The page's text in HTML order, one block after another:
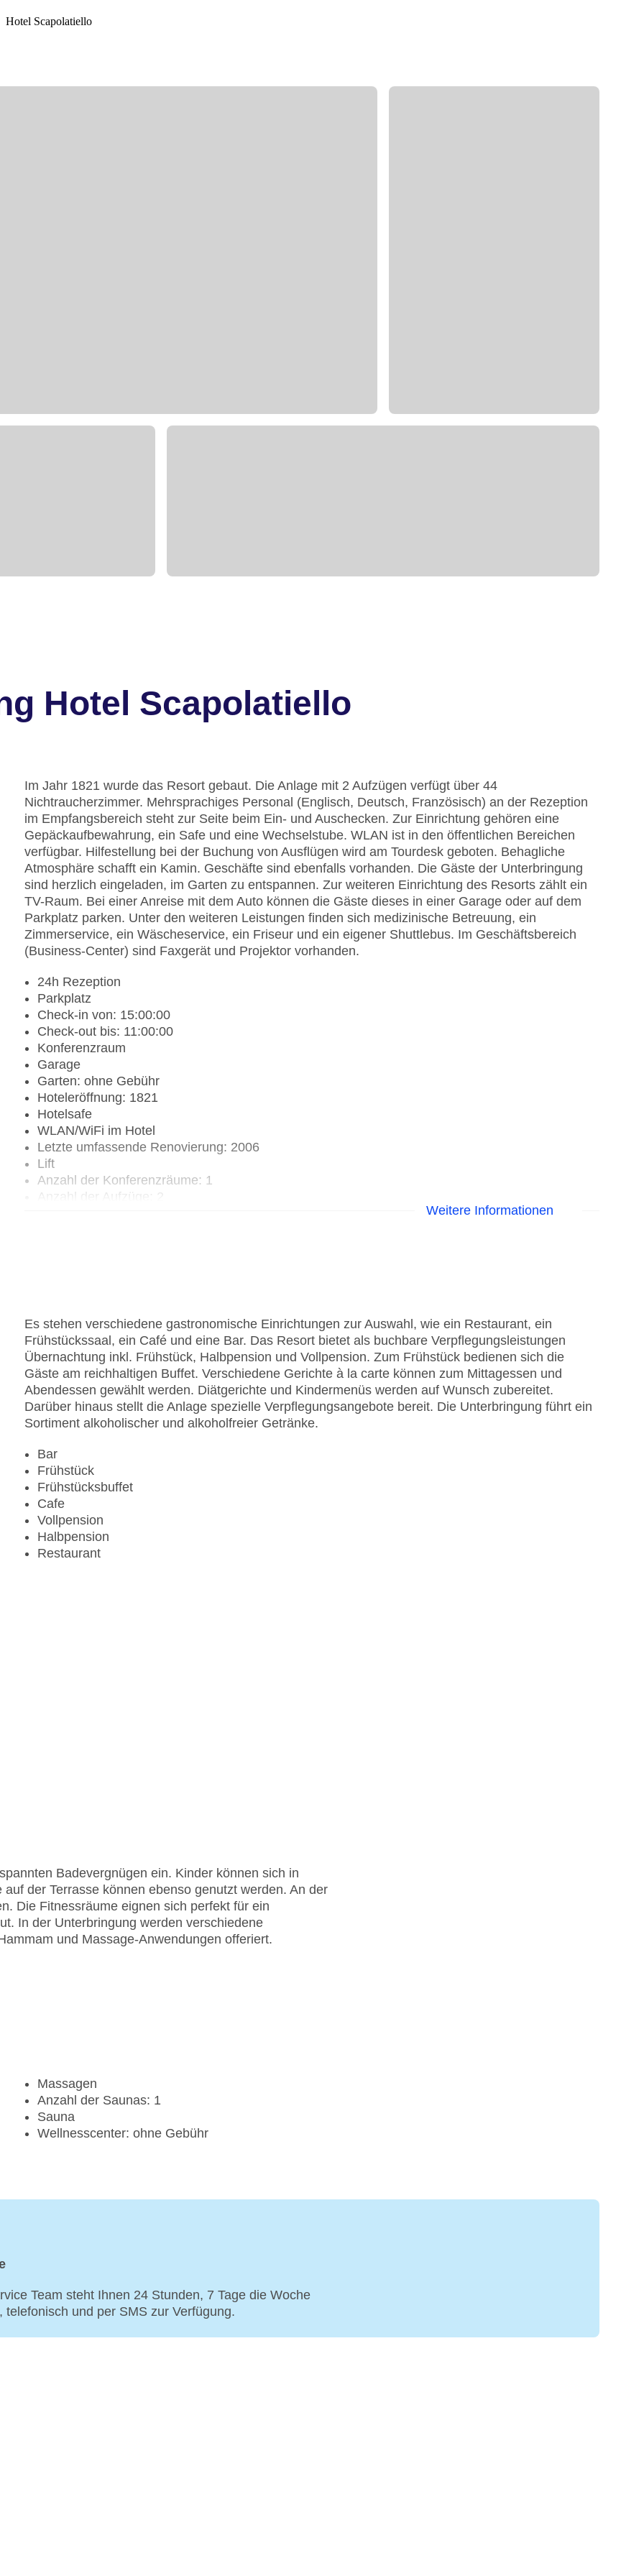
Hotel Scapolatiello
Im Jahr 1821 wurde das Resort gebaut. Die Anlage mit 2 Aufzügen verfügt über 44
Nichtraucherzimmer. Mehrsprachiges Personal (Englisch, Deutsch, Französisch) an der Rezeption
im Empfangsbereich steht zur Seite beim Ein- und Auschecken. Zur Einrichtung gehören eine
Gepäckaufbewahrung, ein Safe und eine Wechselstube. WLAN ist in den öffentlichen Bereichen
verfügbar. Hilfestellung bei der Buchung von Ausflügen wird am Tourdesk geboten. Behagliche
Atmosphäre schafft ein Kamin. Geschäfte sind ebenfalls vorhanden. Die Gäste der Unterbringung
sind herzlich eingeladen, im Garten zu entspannen. Zur weiteren Einrichtung des Resorts zählt ein
TV-Raum. Bei einer Anreise mit dem Auto können die Gäste dieses in einer Garage oder auf dem
Parkplatz parken. Unter den weiteren Leistungen finden sich medizinische Betreuung, ein
Zimmerservice, ein Wäscheservice, ein Friseur und ein eigener Shuttlebus. Im Geschäftsbereich
(Business-Center) sind Faxgerät und Projektor vorhanden.
24h Rezeption
Parkplatz
Check-in von: 15:00:00
Check-out bis: 11:00:00
Konferenzraum
Garage
Garten: ohne Gebühr
Hoteleröffnung: 1821
Hotelsafe
WLAN/WiFi im Hotel
Letzte umfassende Renovierung: 2006
Lift
Anzahl der Konferenzräume: 1
Anzahl der Aufzüge: 2
Weitere Informationen
Es stehen verschiedene gastronomische Einrichtungen zur Auswahl, wie ein Restaurant, ein
Frühstückssaal, ein Café und eine Bar. Das Resort bietet als buchbare Verpflegungsleistungen
Übernachtung inkl. Frühstück, Halbpension und Vollpension. Zum Frühstück bedienen sich die
Gäste am reichhaltigen Buffet. Verschiedene Gerichte à la carte können zum Mittagessen und
Abendessen gewählt werden. Diätgerichte und Kindermenüs werden auf Wunsch zubereitet.
Darüber hinaus stellt die Anlage spezielle Verpflegungsangebote bereit. Die Unterbringung führt ein
Sortiment alkoholischer und alkoholfreier Getränke.
Bar
Frühstück
Frühstücksbuffet
Cafe
Vollpension
Halbpension
Restaurant
Badevergnügen ein. Kinder können sich in
der Terrasse können ebenso genutzt werden. An der
Die Fitnessräume eignen sich perfekt für ein
In der Unterbringung werden verschiedene
und Massage-Anwendungen offeriert.
Massagen
Anzahl der Saunas: 1
Sauna
Wellnesscenter: ohne Gebühr
Team steht Ihnen 24 Stunden, 7 Tage die Woche
und per SMS zur Verfügung.